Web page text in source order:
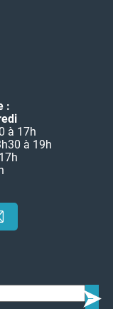
:
à 17h
à 19h